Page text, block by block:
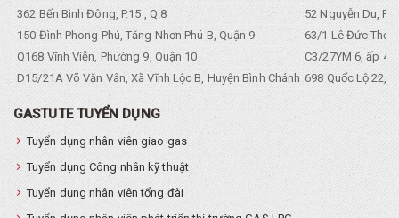
362 Bến Bình Đông, P.15 , Q.8
52 Nguyễn Du,
150 Đình Phong Phú, Tăng Nhơn Phú B, Quận 9
63/1 Lê Đức Thọ,
Q168 Vĩnh Viễn, Phường 9, Quận 10
C3/27YM 6, ấp 4,
D15/21A Võ Văn Vân, Xã Vĩnh Lộc B, Huyện Bình Chánh 698 Quốc Lộ 22,
GASTUTE TUYỂN DỤNG
Tuyển dụng nhân viên giao gas
Tuyển dụng Công nhân kỹ thuật
Tuyển dụng nhân viên tổng đài